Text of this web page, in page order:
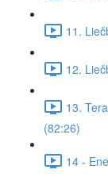
11.
12.
13.
(82:26)
14 -